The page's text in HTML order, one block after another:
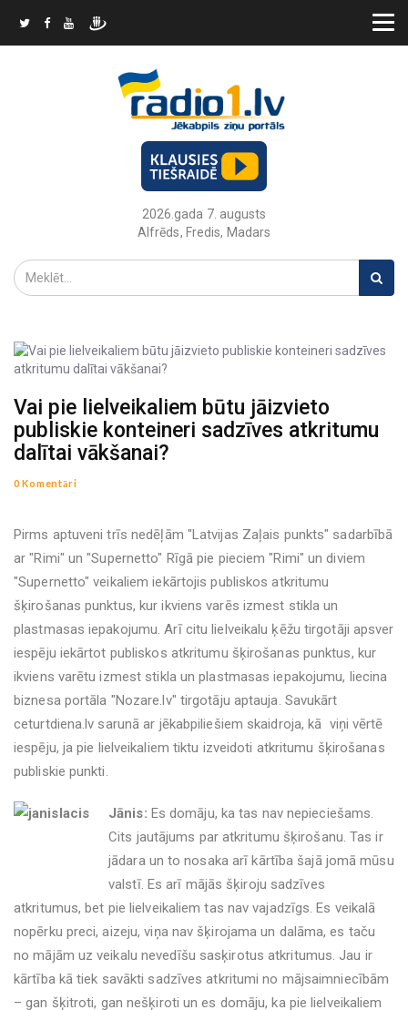
2026.gada 7. augusts
Alfrēds, Fredis, Madars
Vai pie lielveikaliem būtu jāizvieto
publiskie konteineri sadzīves atkritumu
dalītai vākšanai?
0 Komentāri
Pirms aptuveni trīs nedēļām "Latvijas Zaļais punkts" sadarbībā
ar "Rimi" un "Supernetto" Rīgā pie pieciem "Rimi" un diviem
"Supernetto" veikaliem iekārtojis publiskos atkritumu
šķirošanas punktus, kur ikviens varēs izmest stikla un
plastmasas iepakojumu. Arī citu lielveikalu ķēžu tirgotāji apsver
iespēju iekārtot publiskos atkritumu šķirošanas punktus, kur
ikviens varētu izmest stikla un plastmasas iepakojumu, liecina
biznesa portāla "Nozare.lv" tirgotāju aptauja. Savukārt
ceturtdiena.lv sarunā ar jēkabpiliešiem skaidroja, kā viņi vērtē
iespēju, ja pie lielveikaliem tiktu izveidoti atkritumu šķirošanas
publiskie punkti.
Jānis: Es domāju, ka tas nav nepieciešams.
Cits jautājums par atkritumu šķirošanu. Tas ir
jādara un to nosaka arī kārtība šajā jomā mūsu
valstī. Es arī mājās šķiroju sadzīves
atkritumus, bet pie lielveikaliem tas nav vajadzīgs. Es veikalā
nopērku preci, aizeju, viņa nav šķirojama un dalāma, es taču
no mājām uz veikalu nevedīšu sasķirotus atkritumus. Jau ir
kārtība kā tiek savākti sadzīves atkritumi no mājsaimniecībām
– gan šķitroti, gan nešķiroti un es domāju, ka pie lielveikaliem